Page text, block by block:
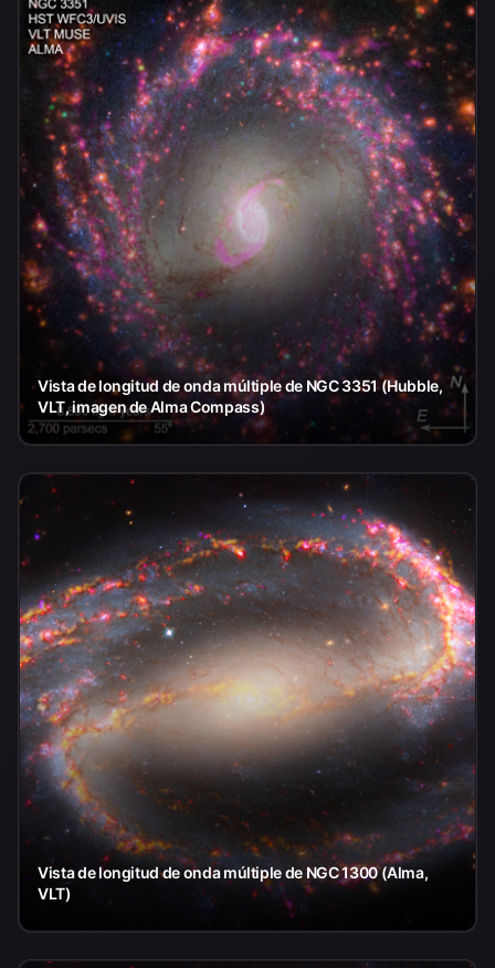
Vista de longitud de onda múltiple de NGC 3351 (Hubble,
VLT, imagen de Alma Compass)
Vista de longitud de onda múltiple de NGC 1300 (Alma,
VLT)